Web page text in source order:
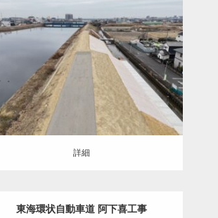
間5号工）（週休2日・余裕期間）（R5
国補正）
土木・建築（ALL） 護岸・堤防補強
詳細
東海環状自動車道 阿下喜工事